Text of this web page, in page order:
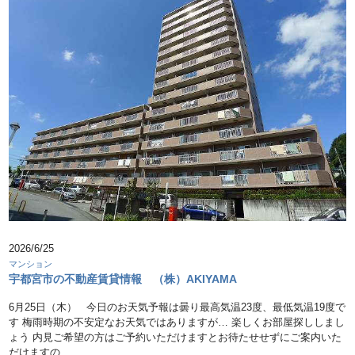
2026/6/25
マンション
宇都宮市の不動産賃貸情報 （株）AKIYAMA
6月25日（木） 今日のお天気予報は曇り最高気温23度、最低気温19度で
す 梅雨時期の不安定なお天気ではありますが… 楽しくお部屋探ししまし
ょう 内見ご希望の方はご予約いただけますとお待たせせずにご案内いた
だけますの …